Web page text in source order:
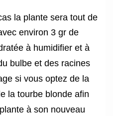
la plante sera tout de
environ 3 gr de
à humidifier et à
bulbe et des racines
si vous optez de la
la tourbe blonde afin
à son nouveau